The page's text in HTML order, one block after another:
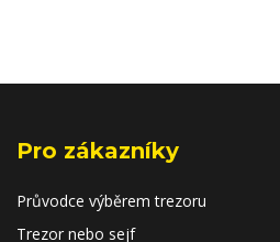
Pro zákazníky
Průvodce výběrem trezoru
Trezor nebo sejf